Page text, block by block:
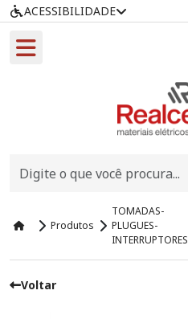
ACESSIBILIDADE
Produtos
TOMADAS-
PLUGUES-
INTERRUPTORES
Voltar